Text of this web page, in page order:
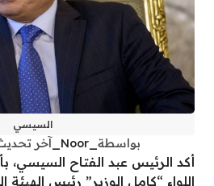
السيسي
بواسطة _Noor_ آخر
أكد الرئيس عبد الفتاح السيسي،
اللواء “كامل الوزير” رئيس الهيئة